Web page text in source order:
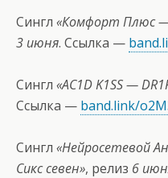
Сингл «Комфорт Плюс
3 июня. Ссылка —
Сингл «AC1D K1SS —
Ссылка — band.link/
Сингл «Нейросетевой
Сикс севен», релиз 6